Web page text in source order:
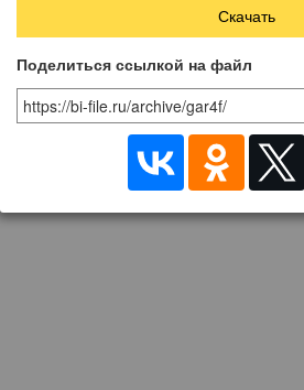
Скачать
Поделиться ссылкой на файл